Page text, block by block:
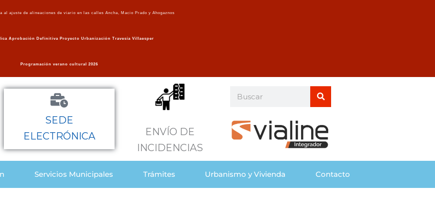
al ajuste de alineaciones de viario en las calles Ancha, Macio Prado y Ahogaznos
Aprobación Definitiva Proyecto Urbanización Travesía Villaesper
Programación verano cultural 2026
SEDE
ELECTRÓNICA
ENVÍO DE
INCIDENCIAS
Buscar Buscar
Servicios Municipales Trámites Urbanismo y Vivienda Contacto